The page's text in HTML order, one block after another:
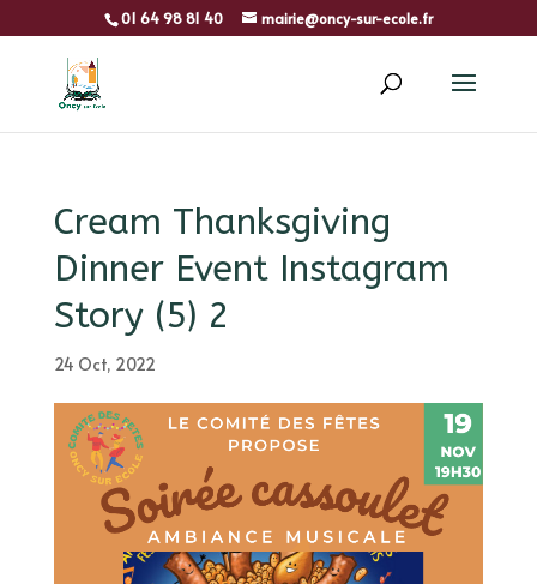
01 64 98 81 40 mairie@oncy-sur-ecole.fr
Cream Thanksgiving
Dinner Event Instagram
Story (5) 2
24 Oct, 2022